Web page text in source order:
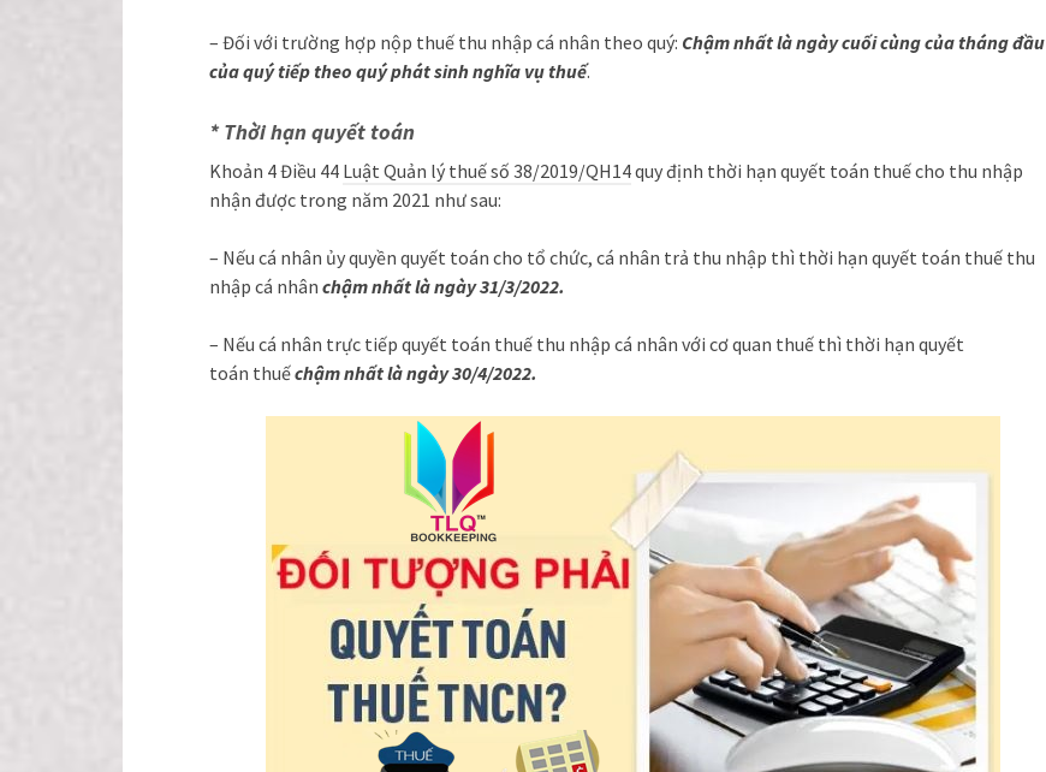
– Đối với trường hợp nộp thuế thu nhập cá nhân theo quý: Chậm nhất là ngày cuối cùng của tháng đầu
của quý tiếp theo quý phát sinh nghĩa vụ thuế.
* Thời hạn quyết toán
Khoản 4 Điều 44 Luật Quản lý thuế số 38/2019/QH14quy định thời hạn quyết toán thuế cho thu nhập
nhận được trong năm 2021 như sau:
– Nếu cá nhân ủy quyền quyết toán cho tổ chức, cá nhân trả thu nhập thì thời hạn quyết toán thuế thu
nhập cá nhân chậm nhất là ngày 31/3/2022.
– Nếu cá nhân trực tiếp quyết toán thuế thu nhập cá nhân với cơ quan thuế thì thời hạn quyết
toán thuếchậm nhất là ngày 30/4/2022.